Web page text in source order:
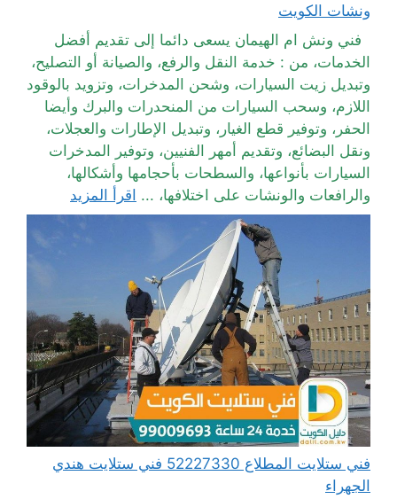
ونشات الكويت
فني ونش ام الهيمان يسعى دائما إلى تقديم أفضل
الخدمات، من : خدمة النقل والرفع، والصيانة أو التصليح،
وتبديل زيت السيارات، وشحن المدخرات، وتزويد بالوقود
اللازم، وسحب السيارات من المنحدرات والبرك وأيضا
الحفر، وتوفير قطع الغيار، وتبديل الإطارات والعجلات،
ونقل البضائع، وتقديم أمهر الفنيين، وتوفير المدخرات
السيارات بأنواعها، والسطحات بأحجامها وأشكالها،
والرافعات والونشات على اختلافها، ... اقرأ المزيد
فني ستلايت المطلاع 52227330 فني ستلايت هندي
الجهراء